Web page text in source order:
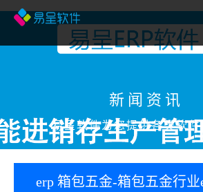
新闻资讯
易呈软件为您提供各类软
erp 箱包五金-箱包五金行